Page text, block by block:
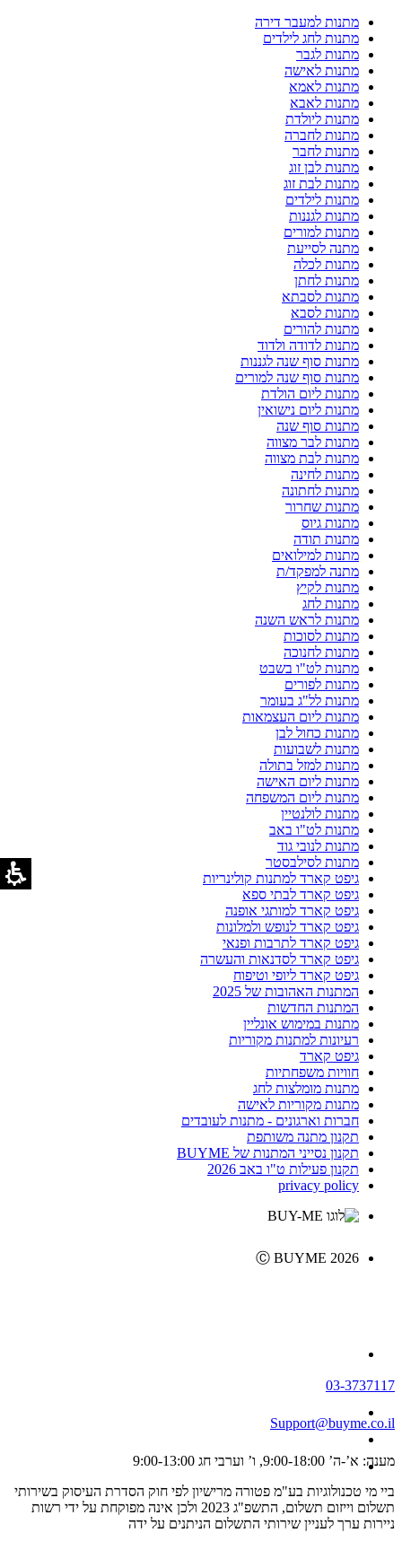
מתנות למעבר דירה
מתנות לחג לילדים
מתנות לגבר
מתנות לאישה
מתנות לאמא
מתנות לאבא
מתנות ליולדת
מתנות לחברה
מתנות לחבר
מתנות לבן זוג
מתנות לבת זוג
מתנות לילדים
מתנות לגננות
מתנות למורים
מתנה לסייעת
מתנות לכלה
מתנות לחתן
מתנות לסבתא
מתנות לסבא
מתנות להורים
מתנות לדודה ולדוד
מתנות סוף שנה לגננות
מתנות סוף שנה למורים
מתנות ליום הולדת
מתנות ליום נישואין
מתנות סוף שנה
מתנות לבר מצווה
מתנות לבת מצווה
מתנות לחינה
מתנות לחתונה
מתנות שחרור
מתנות גיוס
מתנות תודה
מתנות למילואים
מתנה למפקד/ת
מתנות לקיץ
מתנות לחג
מתנות לראש השנה
מתנות לסוכות
מתנות לחנוכה
מתנות לט"ו בשבט
מתנות לפורים
מתנות לל"ג בעומר
מתנות ליום העצמאות
מתנות כחול לבן
מתנות לשבועות
מתנות למזל בתולה
מתנות ליום האישה
מתנות ליום המשפחה
מתנות לולנטיין
מתנות לט"ו באב
מתנות לנובי גוד
מתנות לסילבסטר
גיפט קארד למתנות קולינריות
גיפט קארד לבתי ספא
גיפט קארד למותגי אופנה
גיפט קארד לנופש ולמלונות
גיפט קארד לתרבות ופנאי
גיפט קארד לסדנאות והעשרה
גיפט קארד ליופי וטיפוח
המתנות האהובות של 2025
המתנות החדשות
מתנות במימוש אונליין
רעיונות למתנות מקוריות
גיפט קארד
חוויות משפחתיות
מתנות מומלצות לחג
מתנות מקוריות לאישה
חברות וארגונים - מתנות לעובדים
תקנון מתנה משותפת
תקנון נסייני המתנות של BUYME
תקנון פעילות ט"ו באב 2026
privacy policy
Ⓒ BUYME 2026
03-3737117
Support@buyme.co.il
מענה: א’-ה’ 9:00-18:00, ו’ וערבי חג 9:00-13:00
ביי מי טכנולוגיות בע"מ פטורה מרישיון לפי חוק הסדרת העיסוק בשירותי
תשלום וייזום תשלום, התשפ"ג 2023 ולכן אינה מפוקחת על ידי רשות
ניירות ערך לעניין שירותי התשלום הניתנים על ידה